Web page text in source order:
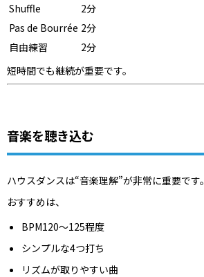
Shuffle
2分
Pas de Bourrée 2分
自由練習
2分
短時間でも継続が重要です。
音楽を聴き込む
ハウスダンスは“音楽理解”が非常に重要です。
おすすめは、
BPM120〜125程度
シンプルな4つ打ち
リズムが取りやすい曲